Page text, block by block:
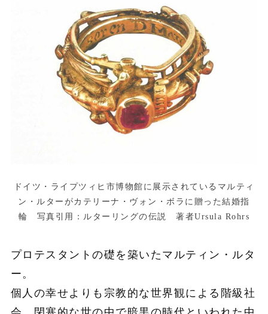
ドイツ・ライプツィヒ市博物館に展示されているマルティ
ン・ルターがカテリーナ・ヴォン・ボラに贈った結婚指
輪 写真引用：ルターリングの伝説 著者Ursula Rohrs
プロテスタントの礎を築いたマルティン・ルタ
ー。
個人の幸せよりも宗教的な世界観による階級社